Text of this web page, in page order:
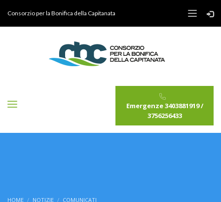
Consorzio per la Bonifica della Capitanata
Emergenze 3403881919 /
3756256433
HOME NOTIZIE
COMUNICATI